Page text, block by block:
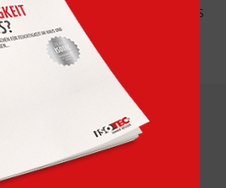
nun ein vollwertiger Teil des
erweitert und die
verbessert.
der